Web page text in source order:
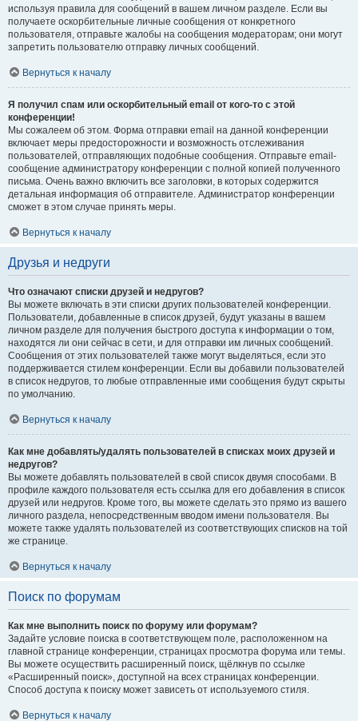
используя правила для сообщений в вашем личном разделе. Если вы
получаете оскорбительные личные сообщения от конкретного
пользователя, отправьте жалобы на сообщения модераторам; они могут
запретить пользователю отправку личных сообщений.
Вернуться к началу
Я получил спам или оскорбительный email от кого-то с этой
конференции!
Мы сожалеем об этом. Форма отправки email на данной конференции
включает меры предосторожности и возможность отслеживания
пользователей, отправляющих подобные сообщения. Отправьте email-
сообщение администратору конференции с полной копией полученного
письма. Очень важно включить все заголовки, в которых содержится
детальная информация об отправителе. Администратор конференции
сможет в этом случае принять меры.
Вернуться к началу
Друзья и недруги
Что означают списки друзей и недругов?
Вы можете включать в эти списки других пользователей конференции.
Пользователи, добавленные в список друзей, будут указаны в вашем
личном разделе для получения быстрого доступа к информации о том,
находятся ли они сейчас в сети, и для отправки им личных сообщений.
Сообщения от этих пользователей также могут выделяться, если это
поддерживается стилем конференции. Если вы добавили пользователей
в список недругов, то любые отправленные ими сообщения будут скрыты
по умолчанию.
Вернуться к началу
Как мне добавлять/удалять пользователей в списках моих друзей и
недругов?
Вы можете добавлять пользователей в свой список двумя способами. В
профиле каждого пользователя есть ссылка для его добавления в список
друзей или недругов. Кроме того, вы можете сделать это прямо из вашего
личного раздела, непосредственным вводом имени пользователя. Вы
можете также удалять пользователей из соответствующих списков на той
же странице.
Вернуться к началу
Поиск по форумам
Как мне выполнить поиск по форуму или форумам?
Задайте условие поиска в соответствующем поле, расположенном на
главной странице конференции, страницах просмотра форума или темы.
Вы можете осуществить расширенный поиск, щёлкнув по ссылке
«Расширенный поиск», доступной на всех страницах конференции.
Способ доступа к поиску может зависеть от используемого стиля.
Вернуться к началу